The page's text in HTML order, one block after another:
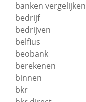
banken vergelijken
bedrijf
bedrijven
belfius
beobank
berekenen
binnen
bkr